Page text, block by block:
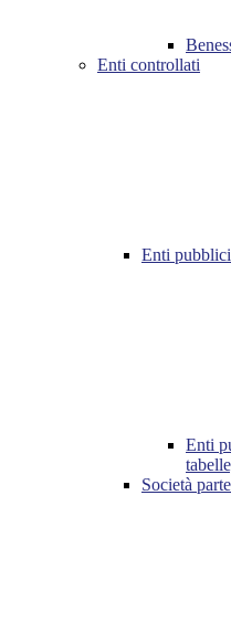
Enti controllati
Enti
Enti
Società